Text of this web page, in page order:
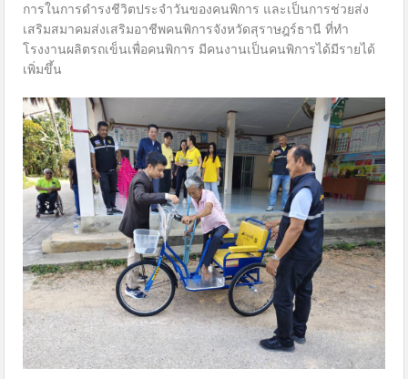
การในการดำรงชีวิตประจำวันของคนพิการ และเป็นการช่วยส่ง
เสริมสมาคมส่งเสริมอาชีพคนพิการจังหวัดสุราษฎร์ธานี ที่ทำ
โรงงานผลิตรถเข็นเพื่อคนพิการ มีคนงานเป็นคนพิการได้มีรายได้
เพิ่มขึ้น